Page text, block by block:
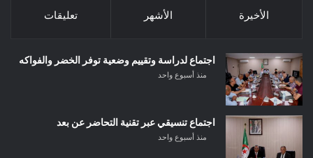
الأخيرة الأشهر تعليقات
اجتماع لدراسة وتقييم وضعية توفر الخضر والفواكه
منذ أسبوع واحد
اجتماع تنسيقي عبر تقنية التحاضر عن بعد
منذ أسبوع واحد